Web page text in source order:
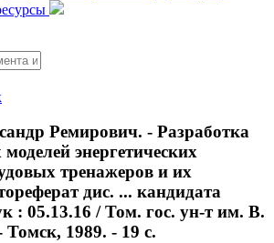
Ремирович. - Разработка
энергетических
тренажеров и их
дис. ... кандидата
: 05.13.16 / Том. гос. ун-т им. В.
1989. - 19 с.